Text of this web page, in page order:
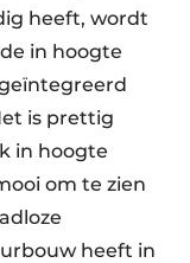
heeft, wordt
in hoogte
is prettig
in hoogte
om te zien
heeft in